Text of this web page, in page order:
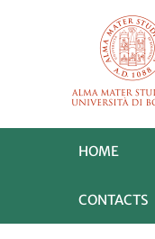
HOME
CONTACTS